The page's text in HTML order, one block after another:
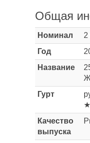
Общая
Номинал
2
Год
Название
Гурт
Качество
выпуска